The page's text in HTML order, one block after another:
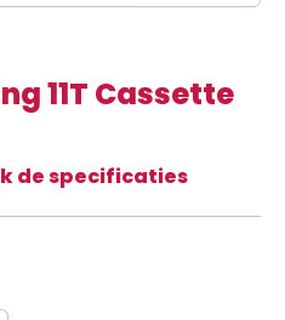
11T Cassette
de specificaties